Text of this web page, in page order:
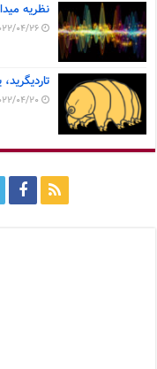
نظریه
04/26
04/20